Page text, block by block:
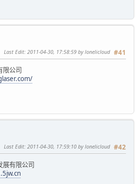
#41
Last Edit: 2011-04-30, 17:58:59 by lonelicloud
限公司
#42
Last Edit: 2011-04-30, 17:59:10 by lonelicloud
展有限公司